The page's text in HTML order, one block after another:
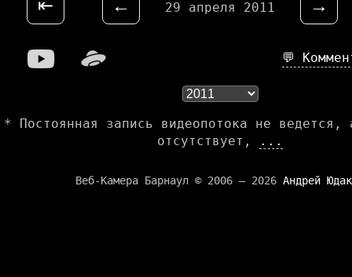
⇤ ← 29 апреля 2011 →
💬
* Постоянная запись видеопотока не ведется,
отсутствует,
...
Веб-Камера Барнаул © 2006 — 2026 Андрей